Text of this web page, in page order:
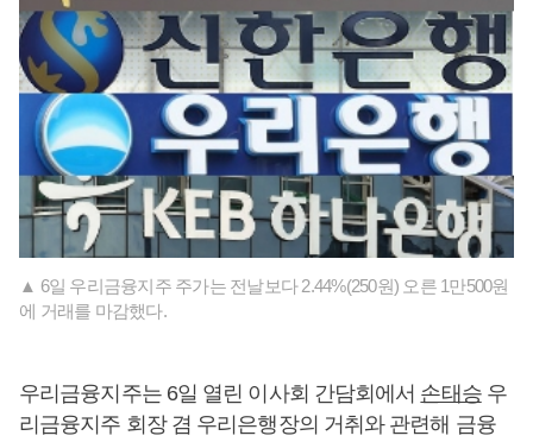
▲ 6일 우리금융지주 주가는 전날보다 2.44%(250원) 오른 1만500원
에 거래를 마감했다.
우리금융지주는 6일 열린 이사회 간담회에서 손태승우
리금융지주 회장 겸 우리은행장의 거취와 관련해 금융